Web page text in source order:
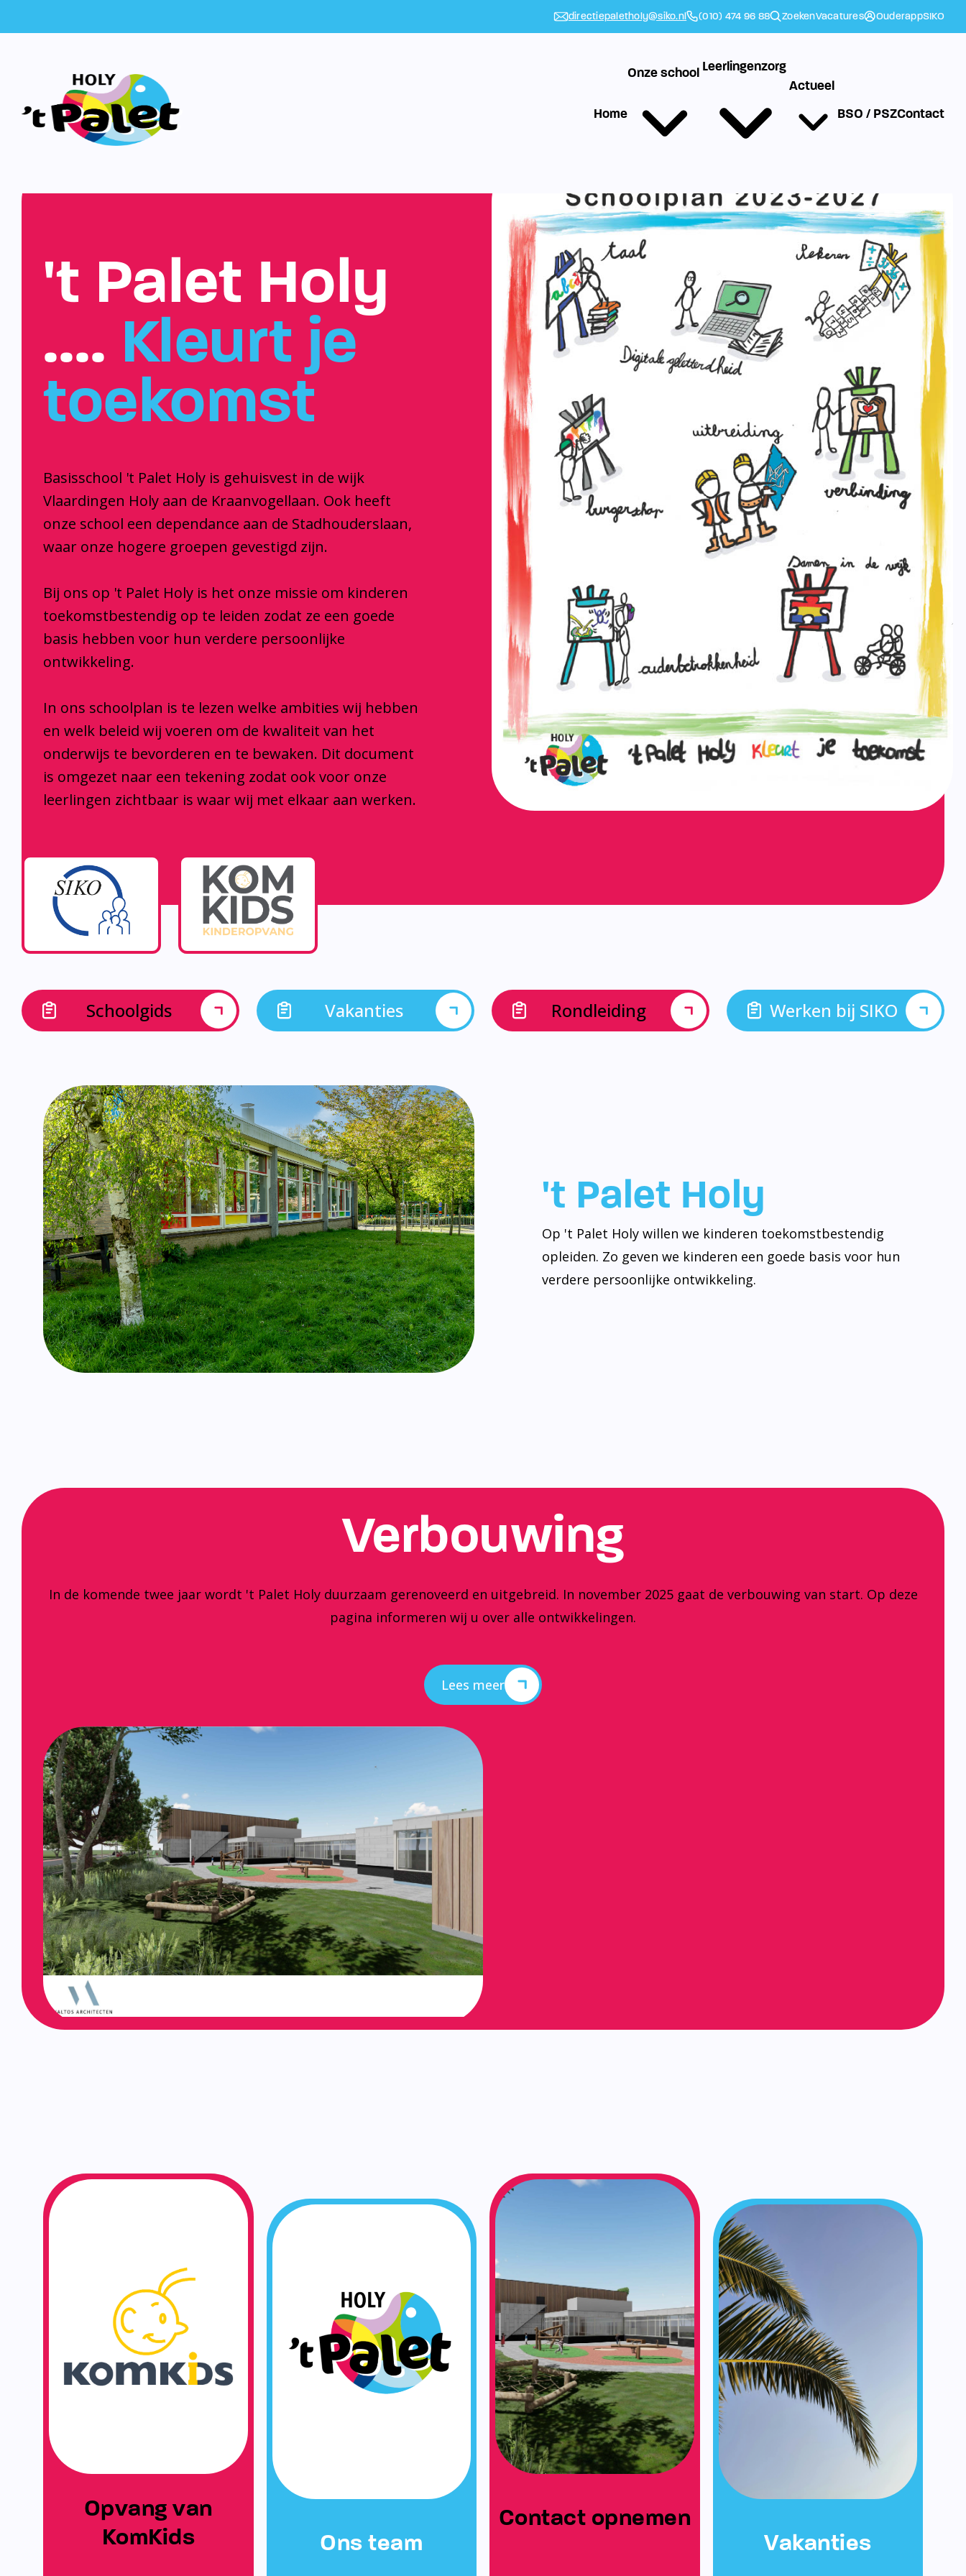
directiepaletholy@siko.nl (010) 474 96 88 ZoekenVacatures OuderappSIKO
Home
Onze school Leerlingenzorg
Actueel
BSO / PSZContact
't Palet Holy
…. Kleurt je
toekomst
Basisschool 't Palet Holy is gehuisvest in de wijk
Vlaardingen Holy aan de Kraanvogellaan. Ook heeft
onze school een dependance aan de Stadhouderslaan,
waar onze hogere groepen gevestigd zijn.
Bij ons op 't Palet Holy is het onze missie om kinderen
toekomstbestendig op te leiden zodat ze een goede
basis hebben voor hun verdere persoonlijke
ontwikkeling.
In ons schoolplan is te lezen welke ambities wij hebben
en welk beleid wij voeren om de kwaliteit van het
onderwijs te bevorderen en te bewaken. Dit document
is omgezet naar een tekening zodat ook voor onze
leerlingen zichtbaar is waar wij met elkaar aan werken.
Schoolgids Vakanties Rondleiding Werken bij SIKO
't Palet Holy
Op 't Palet Holy willen we kinderen toekomstbestendig
opleiden. Zo geven we kinderen een goede basis voor hun
verdere persoonlijke ontwikkeling.
Verbouwing
In de komende twee jaar wordt 't Palet Holy duurzaam gerenoveerd en uitgebreid. In november 2025 gaat de verbouwing van start. Op deze
pagina informeren wij u over alle ontwikkelingen.
Lees meer
Opvang van
KomKids
Ons team
Contact opnemen
Vakanties